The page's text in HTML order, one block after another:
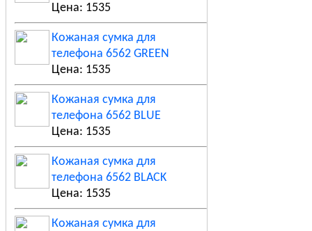
Цена: 1535
Кожаная сумка для
телефона 6562 GREEN
Цена: 1535
Кожаная сумка для
телефона 6562 BLUE
Цена: 1535
Кожаная сумка для
телефона 6562 BLACK
Цена: 1535
Кожаная сумка для